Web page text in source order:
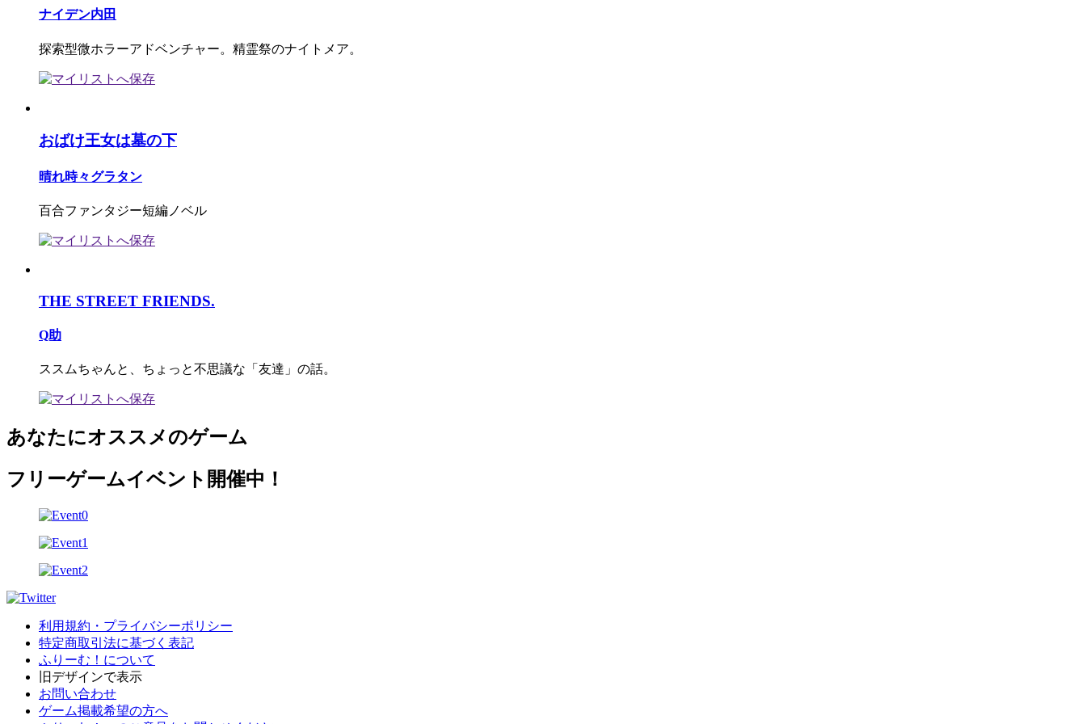
ナイデン内田
探索型微ホラーアドベンチャー。精霊祭のナイトメア。
おばけ王女は墓の下
晴れ時々グラタン
百合ファンタジー短編ノベル
THE STREET FRIENDS.
Q助
ススムちゃんと、ちょっと不思議な「友達」の話。
あなたにオススメのゲーム
フリーゲームイベント開催中！
利用規約・プライバシーポリシー
特定商取引法に基づく表記
ふりーむ！について
旧デザインで表示
お問い合わせ
ゲーム掲載希望の方へ